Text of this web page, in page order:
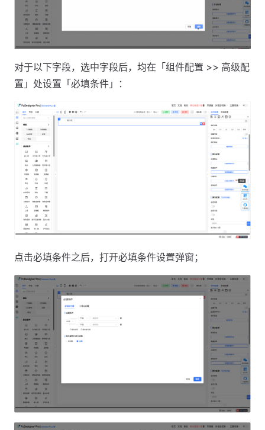
对于以下字段，选中字段后，均在「组件配置 >> 高级配
置」处设置「必填条件」：
点击必填条件之后，打开必填条件设置弹窗；